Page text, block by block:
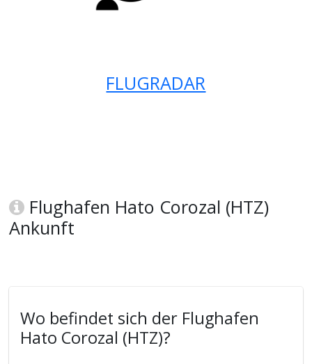
FLUGRADAR
Flughafen Hato Corozal (HTZ)
Ankunft
Wo befindet sich der Flughafen
Hato Corozal (HTZ)?